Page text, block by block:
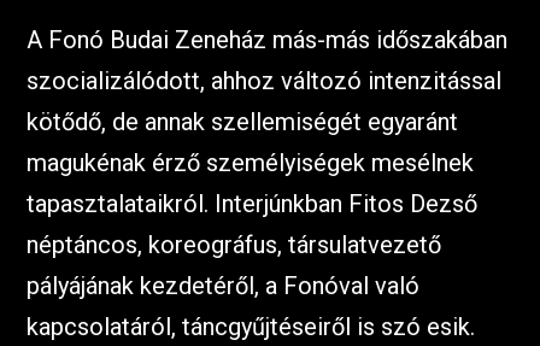
A Fonó Budai Zeneház más-más időszakában
szocializálódott, ahhoz változó intenzitással
kötődő, de annak szellemiségét egyaránt
magukénak érző személyiségek mesélnek
tapasztalataikról. Interjúnkban Fitos Dezső
néptáncos, koreográfus, társulatvezető
pályájának kezdetéről, a Fonóval való
kapcsolatáról, táncgyűjtéseiről is szó esik.